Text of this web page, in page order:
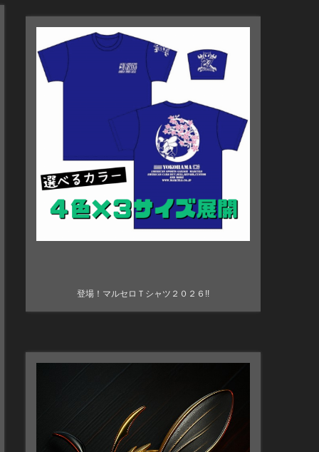
登場！マルセロＴシャツ２０２６!!